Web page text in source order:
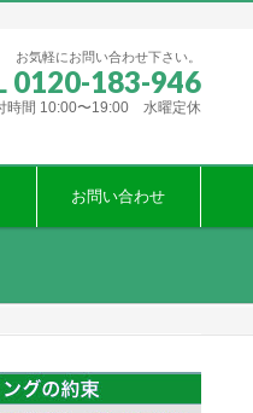
お気軽にお問い合わせ下さい。
0120-183-946
時間 10:00〜19:00 水曜定休
お問い合わせ